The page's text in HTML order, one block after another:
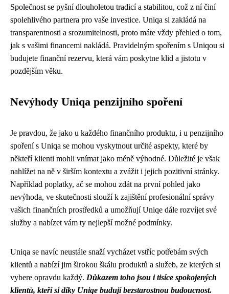
Společnost se pyšní dlouholetou tradicí a stabilitou, což z ní činí
spolehlivého partnera pro vaše investice. Uniqa si zakládá na
transparentnosti a srozumitelnosti, proto máte vždy přehled o tom,
jak s vašimi financemi nakládá. Pravidelným spořením s Uniqou si
budujete finanční rezervu, která vám poskytne klid a jistotu v
pozdějším věku.
Nevýhody Uniqa penzijního spoření
Je pravdou, že jako u každého finančního produktu, i u penzijního
spoření s Uniqa se mohou vyskytnout určité aspekty, které by
někteří klienti mohli vnímat jako méně výhodné. Důležité je však
nahlížet na ně v širším kontextu a zvážit i jejich pozitivní stránky.
Například poplatky, ač se mohou zdát na první pohled jako
nevýhoda, ve skutečnosti slouží k zajištění profesionální správy
vašich finančních prostředků a umožňují Uniqe dále rozvíjet své
služby a nabízet vám ty nejlepší možné podmínky.
Uniqa se navíc neustále snaží vycházet vstříc potřebám svých
klientů a nabízí jim širokou škálu produktů a služeb, ze kterých si
vybere opravdu každý. Důkazem toho jsou i tisíce spokojených
klientů, kteří si díky Uniqe budují bezstarostnou budoucnost.